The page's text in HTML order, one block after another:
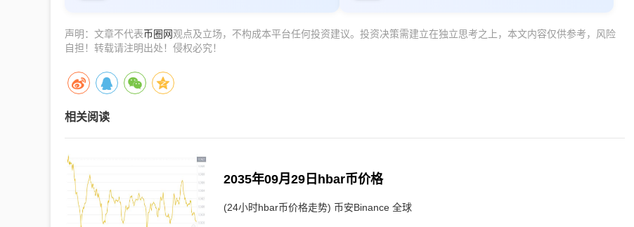
声明：文章不代表币圈网观点及立场，不构成本平台任何投资建议。投资决策需建立在独立思考之上，本文内容仅供参考，风险
自担！转载请注明出处！侵权必究！
相关阅读
2035年09月29日hbar币价格
(24小时hbar币价格走势) 币安Binance 全球